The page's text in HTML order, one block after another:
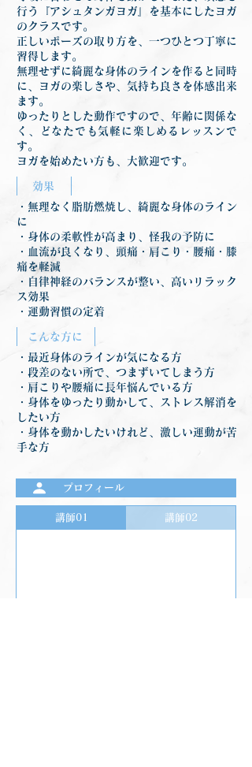
行う『アシュタンガヨガ』を基本にしたヨガ
のクラスです。
正しいポーズの取り方を、一つひとつ丁寧に
習得します。
無理せずに綺麗な身体のラインを作ると同時
に、ヨガの楽しさや、気持ち良さを体感出来
ます。
ゆったりとした動作ですので、年齢に関係な
く、どなたでも気軽に楽しめるレッスンで
す。
ヨガを始めたい方も、大歓迎です。
効果
・無理なく脂肪燃焼し、綺麗な身体のライン
に
・身体の柔軟性が高まり、怪我の予防に
・血流が良くなり、頭痛・肩こり・腰痛・膝
痛を軽減
・自律神経のバランスが整い、高いリラック
ス効果
・運動習慣の定着
こんな方に
・最近身体のラインが気になる方
・段差のない所で、つまずいてしまう方
・肩こりや腰痛に長年悩んでいる方
・身体をゆったり動かして、ストレス解消を
したい方
・身体を動かしたいけれど、激しい運動が苦
手な方
プロフィール
講師01 講師02